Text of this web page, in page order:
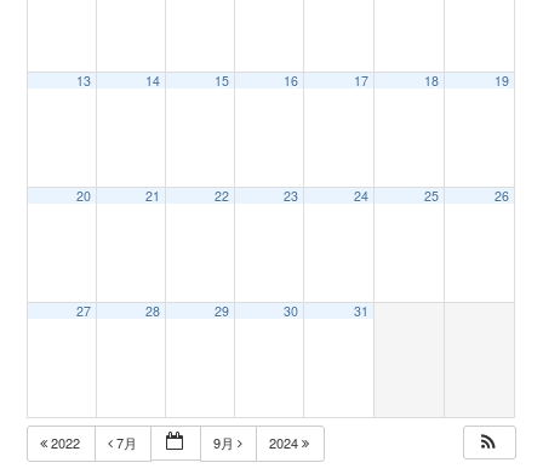
13 14 15 16 17 18 19
20 21 22 23 24 25 26
27 28 29 30 31
2022 7月 9月 2024